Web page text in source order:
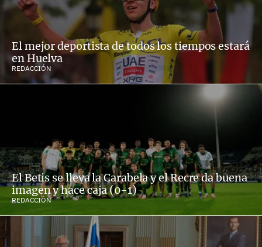
El mejor deportista de todos los tiempos estará
en Huelva
REDACCIÓN
El Betis se lleva la Carabela y el Recre da buena
imagen y hace caja (0-1)
REDACCIÓN